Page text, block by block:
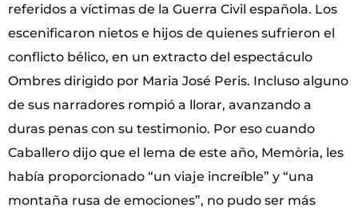
referidos a víctimas de la Guerra Civil española. Los
escenificaron nietos e hijos de quienes sufrieron el
conflicto bélico, en un extracto del espectáculo
Ombres dirigido por Maria José Peris. Incluso alguno
de sus narradores rompió a llorar, avanzando a
duras penas con su testimonio. Por eso cuando
Caballero dijo que el lema de este año, Memòria, les
había proporcionado “un viaje increíble” y “una
montaña rusa de emociones”, no pudo ser más